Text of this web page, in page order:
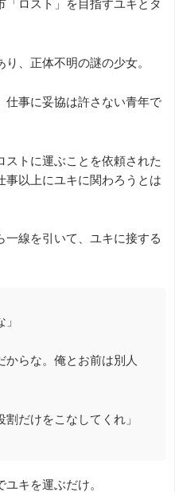
「ロスト」を目指すユキとタ
、正体不明の謎の少女。
仕事に妥協は許さない青年で
ストに運ぶことを依頼された
事以上にユキに関わろうとは
一線を引いて、ユキに接する
からな。俺とお前は別人
だけをこなしてくれ」
キを運ぶだけ。